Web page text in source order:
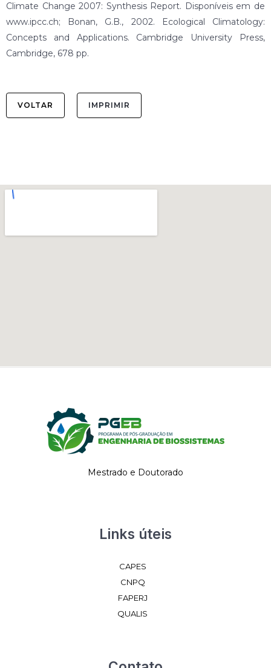
Climate Change 2007: Synthesis Report. Disponíveis em de
www.ipcc.ch; Bonan, G.B., 2002. Ecological Climatology:
Concepts and Applications. Cambridge University Press,
Cambridge, 678 pp.
VOLTAR IMPRIMIR
Mestrado e Doutorado
Links úteis
CAPES
CNPQ
FAPERJ
QUALIS